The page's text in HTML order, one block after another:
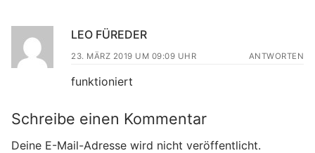
LEO FÜREDER
23. MÄRZ 2019 UM 09:09 UHR ANTWORTEN
funktioniert
Schreibe einen Kommentar
Deine E-Mail-Adresse wird nicht veröffentlicht.